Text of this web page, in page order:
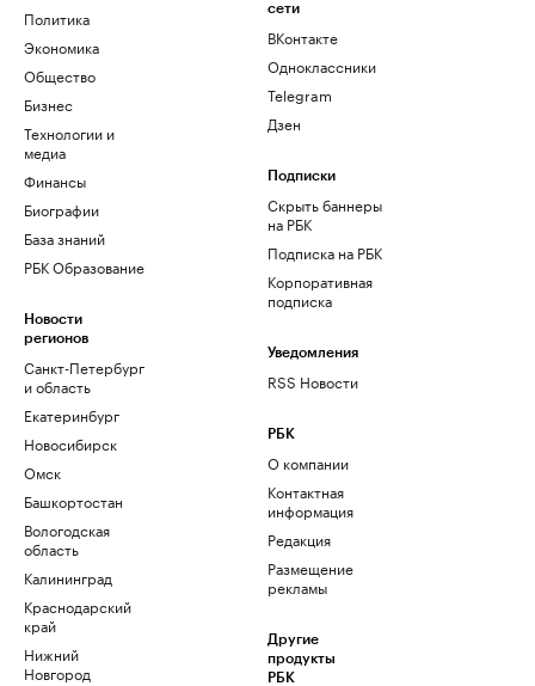
Политика
Экономика
Общество
Бизнес
Технологии и
медиа
Финансы
Биографии
База знаний
РБК Образование
Новости
регионов
Санкт-Петербург
и область
Екатеринбург
Новосибирск
Омск
Башкортостан
Вологодская
область
Калининград
Краснодарский
край
Нижний
Новгород
сети
ВКонтакте
Одноклассники
Telegram
Дзен
Подписки
Скрыть баннеры
на РБК
Подписка на РБК
Корпоративная
подписка
Уведомления
RSS Новости
РБК
О компании
Контактная
информация
Редакция
Размещение
рекламы
Другие
продукты
РБК